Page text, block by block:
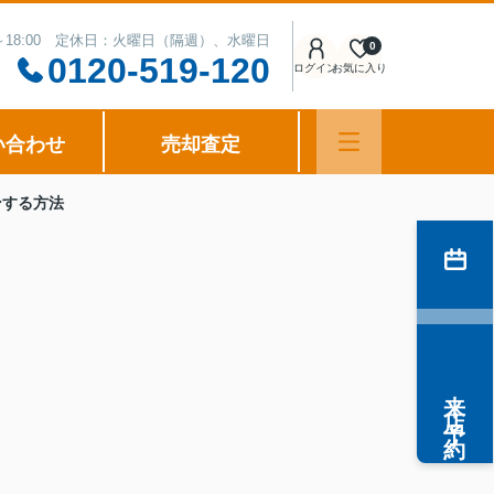
18:00 定休日：火曜日（隔週）、水曜日
0120-519-120 ログインお気に入り
0
合わせ 売却査定
る方法
来店予約